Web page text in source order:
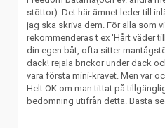
stöttor). Det här ämnet leder till
jag ska skriva dem. För alla som
rekommenderas t ex 'Hårt väder
din egen båt, ofta sitter
däck! rejäla brickor under däck
vara första mini-kravet. Men var
Helt OK om man tittat på
bedömning utifrån detta. Bästa